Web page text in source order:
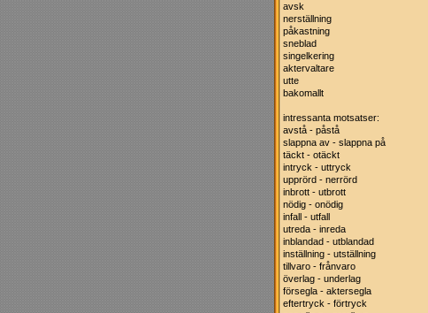
avsk
nerställning
påkastning
sneblad
singelkering
aktervaltare
utte
bakomallt
intressanta motsatser:
avstå - påstå
slappna av - slappna på
täckt - otäckt
intryck - uttryck
upprörd - nerrörd
inbrott - utbrott
nödig - onödig
infall - utfall
utreda - inreda
inblandad - utblandad
inställning - utställning
tillvaro - frånvaro
överlag - underlag
försegla - aktersegla
eftertryck - förtryck